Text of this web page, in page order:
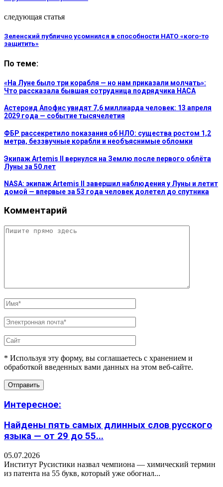
следующая статья
Зеленский публично усомнился в способности НАТО «кого-то
защитить»
По теме:
«На Луне было три корабля — но нам приказали молчать»:
Что рассказала бывшая сотрудница подрядчика НАСА
Астероид Апофис увидят 7,6 миллиарда человек: 13 апреля
2029 года — событие тысячелетия
ФБР рассекретило показания об НЛО: существа ростом 1,2
метра, беззвучные корабли и необъяснимые обломки
Экипаж Artemis II вернулся на Землю после первого облёта
Луны за 50 лет
NASA: экипаж Artemis II завершил наблюдения у Луны и летит
домой — впервые за 53 года человек долетел до спутника
Комментарий
* Используя эту форму, вы соглашаетесь с хранением и
обработкой введенных вами данных на этом веб-сайте.
Интересное:
Найдены пять самых длинных слов русского
языка — от 29 до 55...
05.07.2026
Институт Русистики назвал чемпиона — химический термин
из патента на 55 букв, который уже обогнал...